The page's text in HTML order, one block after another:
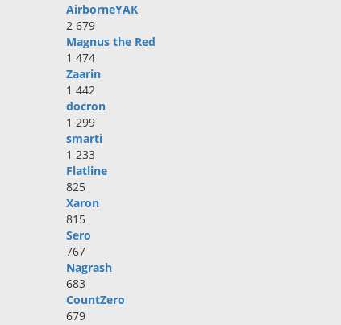
AirborneYAK
2 679
Magnus the Red
1 474
Zaarin
1 442
docron
1 299
smarti
1 233
Flatline
825
Xaron
815
Sero
767
Nagrash
683
CountZero
679